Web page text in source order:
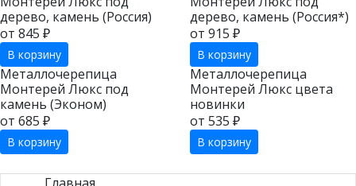
дерево, камень (Россия)
от 845 ₽
В корзину
дерево, камень (Россия*)
от 915 ₽
В корзину
Металлочерепица
Монтерей Люкс под
камень (Эконом)
от 685 ₽
В корзину
Металлочерепица
Монтерей Люкс цвета
новинки
от 535 ₽
В корзину